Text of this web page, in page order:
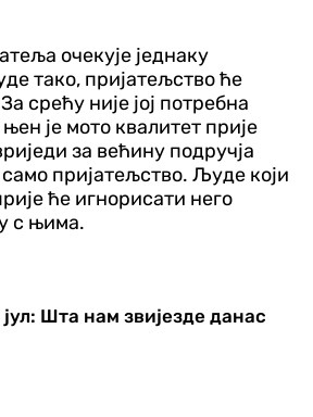
очекује једнаку
тако, пријатељство ће
срећу није јој потребна
је мото квалитет прије
за већину подручја
пријатељство. Људе који
ће игнорисати него
с њима.
Шта нам звијезде данас